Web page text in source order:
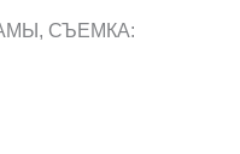
СЪЕМКА: